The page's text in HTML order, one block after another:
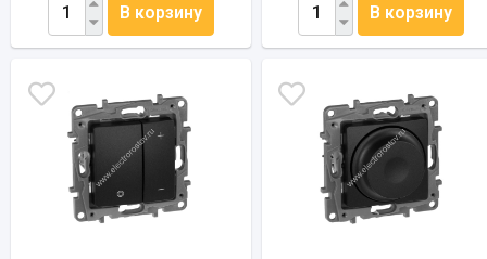
В корзину В корзину